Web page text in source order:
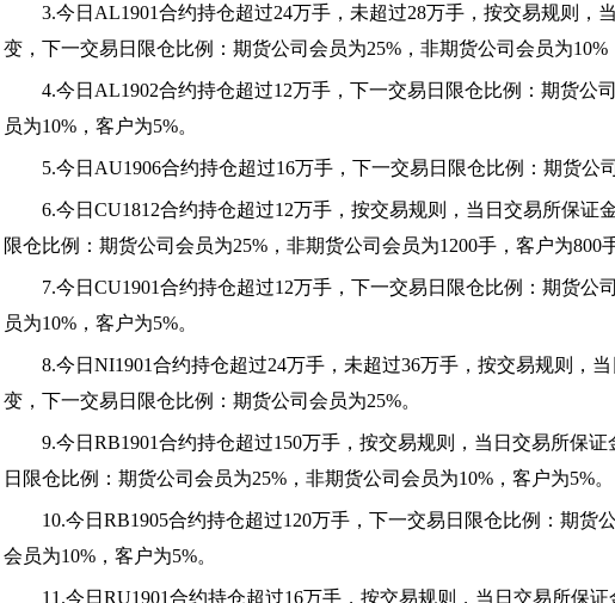
3.今日AL1901合约持仓超过24万手，未超过28万手，按交易规则，
变，下一交易日限仓比例：期货公司会员为25%，非期货公司会员为10%
4.今日AL1902合约持仓超过12万手，下一交易日限仓比例：期货公
员为10%，客户为5%。
5.今日AU1906合约持仓超过16万手，下一交易日限仓比例：期货公司
6.今日CU1812合约持仓超过12万手，按交易规则，当日交易所保证
限仓比例：期货公司会员为25%，非期货公司会员为1200手，客户为800
7.今日CU1901合约持仓超过12万手，下一交易日限仓比例：期货公
员为10%，客户为5%。
8.今日NI1901合约持仓超过24万手，未超过36万手，按交易规则，
变，下一交易日限仓比例：期货公司会员为25%。
9.今日RB1901合约持仓超过150万手，按交易规则，当日交易所保
日限仓比例：期货公司会员为25%，非期货公司会员为10%，客户为5%。
10.今日RB1905合约持仓超过120万手，下一交易日限仓比例：期货
会员为10%，客户为5%。
11.今日RU1901合约持仓超过16万手，按交易规则，当日交易所保